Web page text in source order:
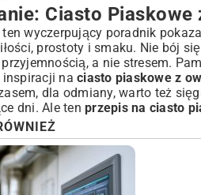
Ciasto
wyczerpujący poradnik
prostoty i smaku. Nie bój
a nie stresem.
inspiracji na ciasto piaskowe z
dla odmiany, warto też
dni. Ale ten przepis na ciasto